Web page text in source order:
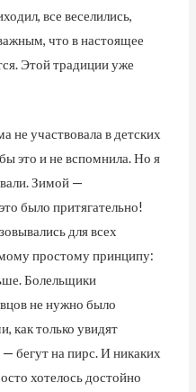
все веселились,
что в настоящее
Этой традиции уже
не участвовала в детских
это и не вспомнила. Но я
Зимой —
было притягательно!
для всех
простому принципу:
Болельщики
не нужно было
как только увидят
бегут на пирс. И никаких
хотелось достойно